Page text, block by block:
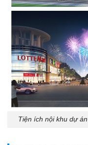
Tiện ích nội khu dự